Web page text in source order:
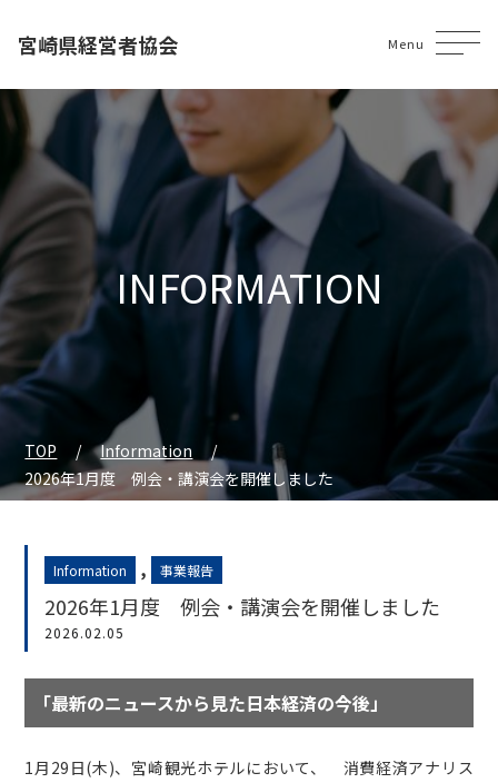
宮崎県経営者協会 Menu
INFORMATION
TOP
Information
2026年1月度 例会・講演会を開催しました
Information , 事業報告
2026年1月度 例会・講演会を開催しました
2026.02.05
「最新のニュースから見た日本経済の今後」
1月29日(木)、宮崎観光ホテルにおいて、 消費経済アナリス